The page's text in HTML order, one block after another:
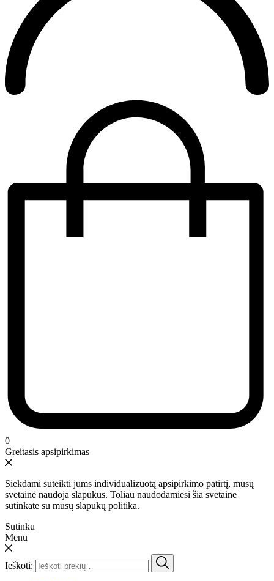
0
Greitasis apsipirkimas
Siekdami suteikti jums individualizuotą apsipirkimo patirtį, mūsų
svetainė naudoja slapukus. Toliau naudodamiesi šia svetaine
sutinkate su mūsų slapukų politika.
Sutinku
Menu
Ieškoti: